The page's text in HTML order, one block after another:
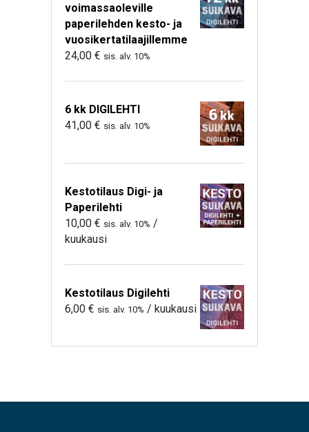
voimassaoleville
paperilehden kesto- ja
vuosikertatilaajillemme
24,00 € sis. alv. 10%
6 kk DIGILEHTI
41,00 € sis. alv. 10%
Kestotilaus Digi- ja
Paperilehti
10,00 € sis. alv. 10% /
kuukausi
Kestotilaus Digilehti
6,00 € sis. alv. 10% / kuukausi